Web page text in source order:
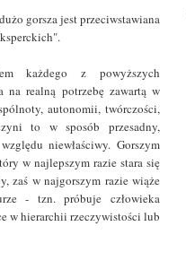
gorsza jest przeciwstawiana
każdego z powyższych
na realną potrzebę zawartą w
autonomii, twórczości,
to w sposób przesadny,
niewłaściwy. Gorszym
w najlepszym razie stara się
zaś w najgorszym razie wiąże
- tzn. próbuje człowieka
w hierarchii rzeczywistości lub